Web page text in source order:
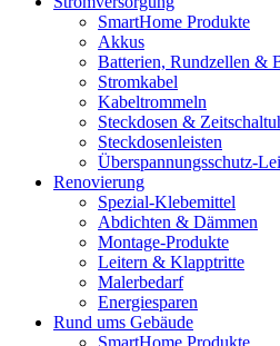
SmartHome Produkte
Akkus
Batterien, Rundzellen &
Stromkabel
Kabeltrommeln
Steckdosen &
Steckdosenleisten
Überspannungsschutz-
Renovierung
Spezial-Klebemittel
Abdichten & Dämmen
Montage-Produkte
Leitern & Klapptritte
Malerbedarf
Energiesparen
Rund ums Gebäude
SmartHome Produkte